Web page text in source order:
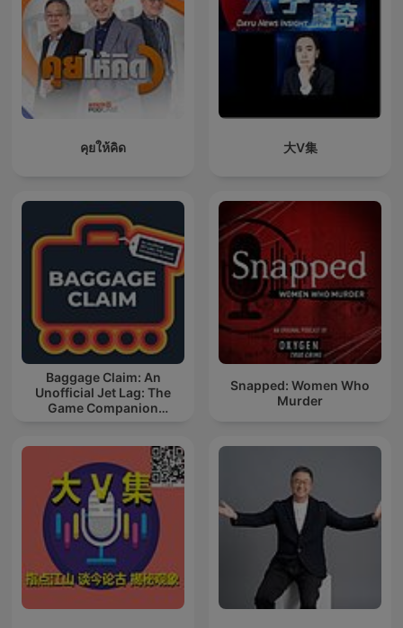
คุยให้คิด 大V集
Baggage Claim: An
Unofficial Jet Lag: The
Game Companion
Snapped: Women Who
Murder